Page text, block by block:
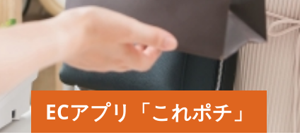
ECアプリ「これポチ」